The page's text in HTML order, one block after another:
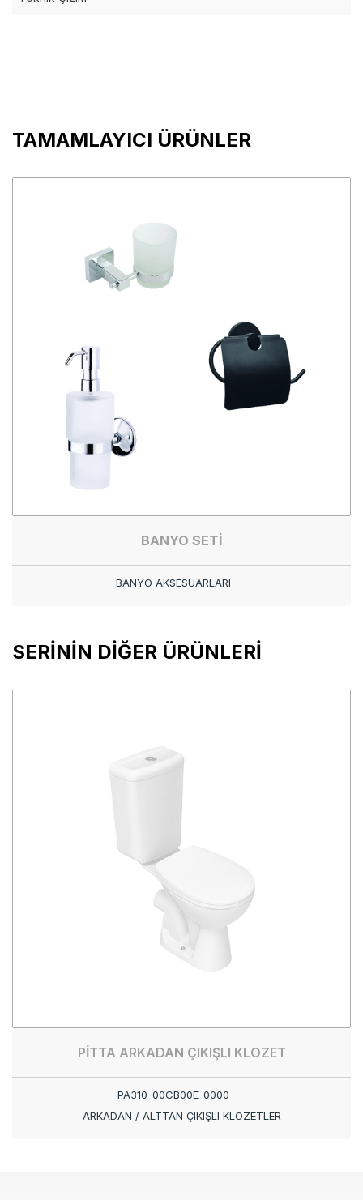
TAMAMLAYICI ÜRÜNLER
BANYO SETİ
BANYO AKSESUARLARI
SERİNİN DİĞER ÜRÜNLERİ
PİTTA ARKADAN ÇIKIŞLI KLOZET
PA310-00CB00E-0000
ARKADAN / ALTTAN ÇIKIŞLI KLOZETLER